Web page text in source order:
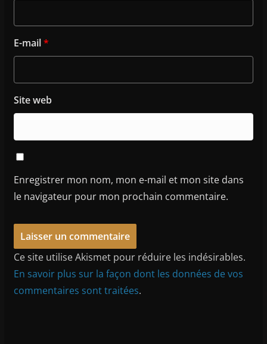
E-mail*
Site web
Enregistrer mon nom, mon e-mail et mon site dans
le navigateur pour mon prochain commentaire.
Ce site utilise Akismet pour réduire les indésirables.
En savoir plus sur la façon dont les données de vos
commentaires sont traitées.